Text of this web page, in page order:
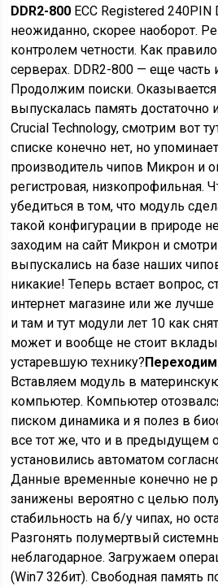
DDR2-800 ECC Registered 240PIN
неожиданно, скорее наоборот.
контролем четности. Как
серверах. DDR2-800 — еще
Продолжим поиски. Оказывается
выпускалась память достаточно
Crucial Technology, смотрим вот
списке конечно нет, но
производитель чипов Микрон и
регистровая, низкопрофильная.
убедиться в том, что модуль
такой конфигурации в природе
заходим на сайт Микрон и
выпускались на базе наших
никакие! Теперь встает вопрос,
интернет магазине или же лучше
и там и тут модули лет 10 как
может и вообще не стоит
устаревшую технику?
Вставляем модуль в
компьютер. Компьютер
писком динамика и я полез в
все тот же, что и в предыдущем
установились автоматом
Данные временные конечно не
занижены вероятно с целью
стабильность на б/у чипах, но
Разгонять полумертвый
неблагодарное. Загружаем
(Win7 32бит). Свободная память